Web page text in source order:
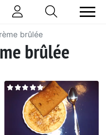
brûlée
brûlée